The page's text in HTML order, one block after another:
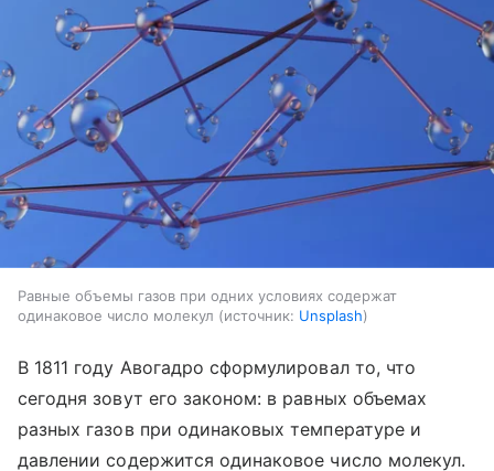
Равные объемы газов при одних условиях содержат
одинаковое число молекул
источник: Unsplash
В 1811 году Авогадро сформулировал то, что
сегодня зовут его законом: в равных объемах
разных газов при одинаковых температуре и
давлении содержится одинаковое число молекул.